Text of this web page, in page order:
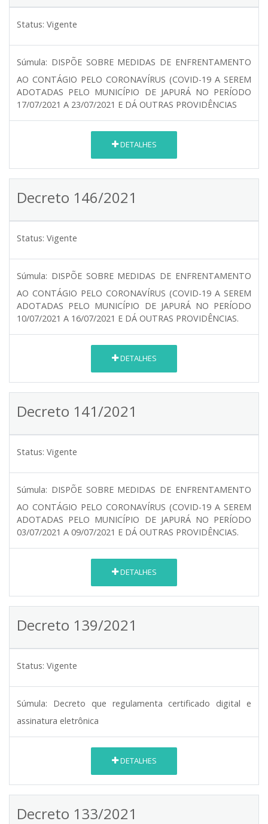
Status: Vigente
Súmula: DISPÕE SOBRE MEDIDAS DE ENFRENTAMENTO
AO CONTÁGIO PELO CORONAVÍRUS (COVID-19 A SEREM
ADOTADAS PELO MUNICÍPIO DE JAPURÁ NO PERÍODO
17/07/2021 A 23/07/2021 E DÁ OUTRAS PROVIDÊNCIAS
DETALHES
Decreto 146/2021
Status: Vigente
Súmula: DISPÕE SOBRE MEDIDAS DE ENFRENTAMENTO
AO CONTÁGIO PELO CORONAVÍRUS (COVID-19 A SEREM
ADOTADAS PELO MUNICÍPIO DE JAPURÁ NO PERÍODO
10/07/2021 A 16/07/2021 E DÁ OUTRAS PROVIDÊNCIAS.
DETALHES
Decreto 141/2021
Status: Vigente
Súmula: DISPÕE SOBRE MEDIDAS DE ENFRENTAMENTO
AO CONTÁGIO PELO CORONAVÍRUS (COVID-19 A SEREM
ADOTADAS PELO MUNICÍPIO DE JAPURÁ NO PERÍODO
03/07/2021 A 09/07/2021 E DÁ OUTRAS PROVIDÊNCIAS.
DETALHES
Decreto 139/2021
Status: Vigente
Súmula:
Decreto que regulamenta certificado digital e
assinatura eletrônica
DETALHES
Decreto 133/2021